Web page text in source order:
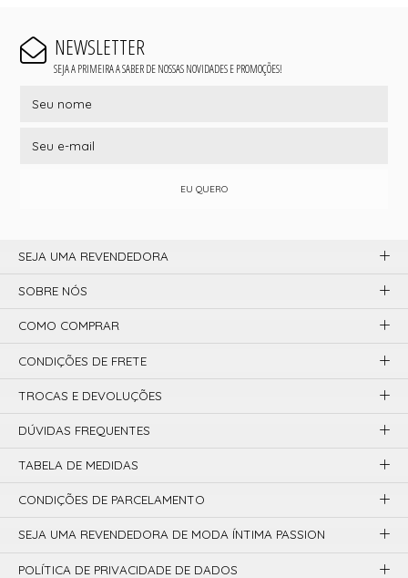
NEWSLETTER
SEJA A PRIMEIRA A SABER DE NOSSAS NOVIDADES E PROMOÇÕES!
EU QUERO
SEJA UMA REVENDEDORA
SOBRE NÓS
COMO COMPRAR
CONDIÇÕES DE FRETE
TROCAS E DEVOLUÇÕES
DÚVIDAS FREQUENTES
TABELA DE MEDIDAS
CONDIÇÕES DE PARCELAMENTO
SEJA UMA REVENDEDORA DE MODA ÍNTIMA PASSION
POLÍTICA DE PRIVACIDADE DE DADOS